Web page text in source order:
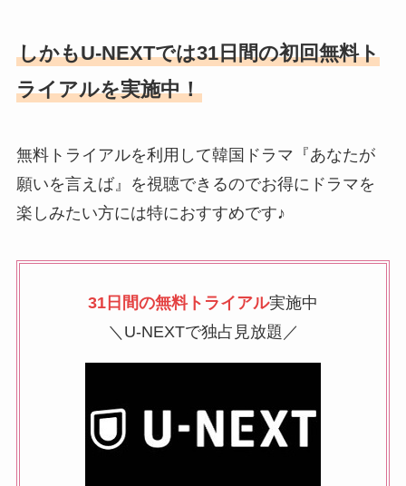
しかもU-NEXTでは31日間の初回無料ト
ライアルを実施中！
無料トライアルを利用して韓国ドラマ『あなたが
願いを言えば』を視聴できるのでお得にドラマを
楽しみたい方には特におすすめです♪
31日間の無料トライアル実施中
＼U-NEXTで独占見放題／